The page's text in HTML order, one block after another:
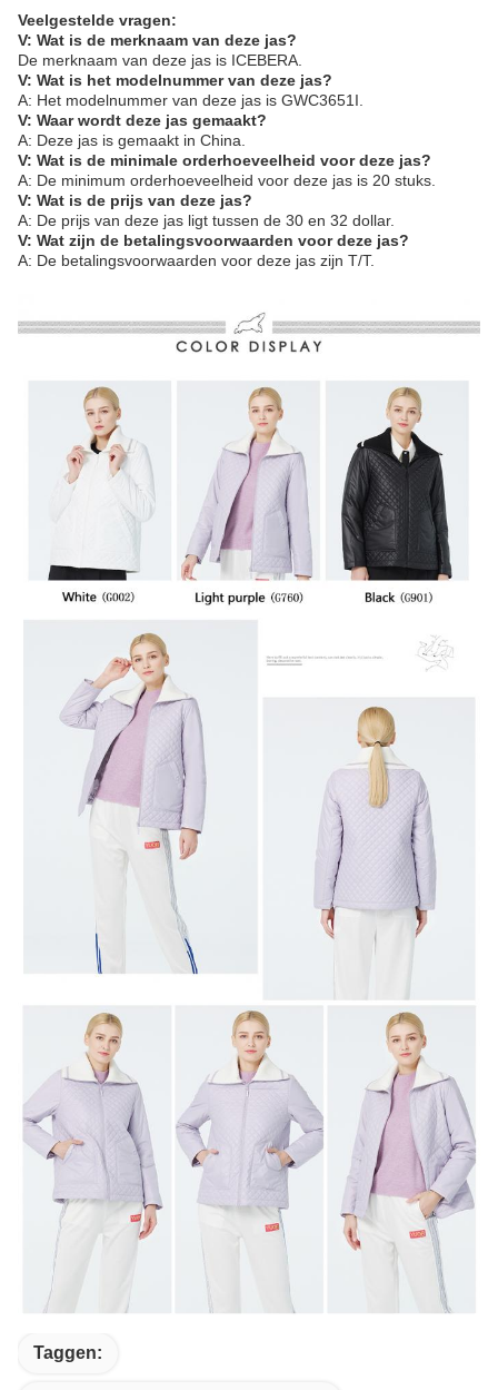
Veelgestelde vragen:
V: Wat is de merknaam van deze jas?
De merknaam van deze jas is ICEBERA.
V: Wat is het modelnummer van deze jas?
A: Het modelnummer van deze jas is GWC3651I.
V: Waar wordt deze jas gemaakt?
A: Deze jas is gemaakt in China.
V: Wat is de minimale orderhoeveelheid voor deze jas?
A: De minimum orderhoeveelheid voor deze jas is 20 stuks.
V: Wat is de prijs van deze jas?
A: De prijs van deze jas ligt tussen de 30 en 32 dollar.
V: Wat zijn de betalingsvoorwaarden voor deze jas?
A: De betalingsvoorwaarden voor deze jas zijn T/T.
Taggen: